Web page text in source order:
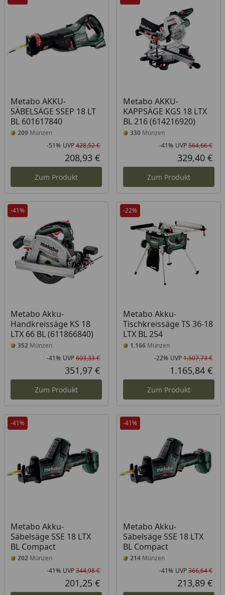
Metabo AKKU-
SÄBELSÄGE SSEP 18 LT
BL 601617840
209 Münzen
Rabatt in Prozent
-51%
Ursprünglicher Preis
UVP428,52 €
Aktueller Preis
208,93 €
Zum Produkt
Metabo AKKU-
KAPPSÄGE KGS 18 LTX
BL 216 (614216920)
330Münzen
-41% UVP564,66 €
329,40 €
Zum Produkt
-41%
Metabo Akku-
Handkreissäge KS 18
LTX 66 BL (611866840)
352 Münzen
Rabatt in Prozent
-41%
Ursprünglicher Preis
UVP603,33 €
Aktueller Preis
351,97 €
Zum Produkt
-22%
Metabo Akku-
Tischkreissäge TS 36-18
LTX BL 254
1.166Münzen
-22% UVP1.507,73 €
1.165,84 €
Zum Produkt
-41%
Metabo Akku-
Säbelsäge SSE 18 LTX
BL Compact
202 Münzen
Rabatt in Prozent
-41%
Ursprünglicher Preis
UVP344,98 €
Aktueller Preis
201,25 €
-41%
Metabo Akku-
Säbelsäge SSE 18 LTX
BL Compact
214Münzen
-41% UVP366,64 €
213,89 €